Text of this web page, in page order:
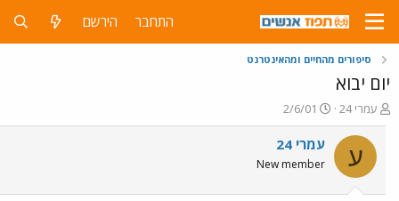
התחבר הירשם
סיפורים מהחיים ומהאינטרנט
יום יבוא
פ
ו
ת
ח
ה
עמרי 24
פ
ו
ר
ם
2/6/01
ע עמרי 24
New member